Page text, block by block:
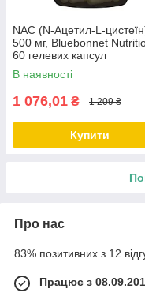
NAC (N-Ацетил-L-
500 мг, Bluebonnet
60 гелевих капсул
В наявності
1 076,01 ₴ 1 209 ₴
Купити
Про нас
83% позитивних з 12
Працює з